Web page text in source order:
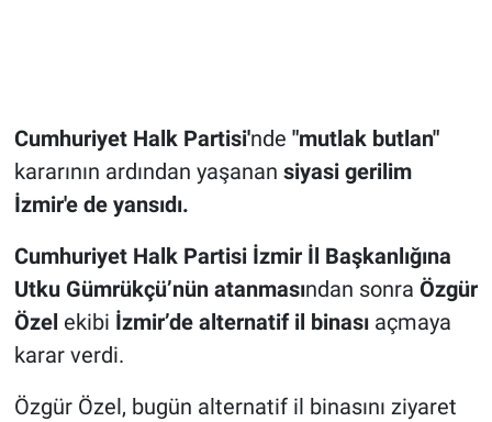
Cumhuriyet Halk Partisi'nde "mutlak butlan"
kararının ardından yaşanan siyasi gerilim
İzmir'e de yansıdı.
Cumhuriyet Halk Partisi İzmir İl Başkanlığına
Utku Gümrükçü’nün atanmasından sonra Özgür
Özel ekibi İzmir’de alternatif il binası açmaya
karar verdi.
Özgür Özel, bugün alternatif il binasını ziyaret